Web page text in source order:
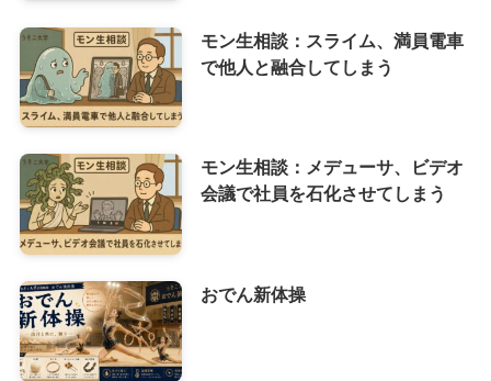
モン生相談：スライム、満員電車
で他人と融合してしまう
モン生相談：メデューサ、ビデオ
会議で社員を石化させてしまう
おでん新体操